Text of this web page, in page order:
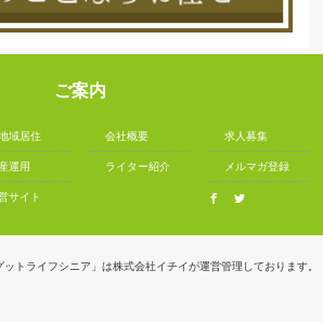
ご案内
域居住
運用
サイト
会社概要
ライター紹介
求人募集
メルマガ登録
トライフシニア」は株式会社イチイが運営管理しております。